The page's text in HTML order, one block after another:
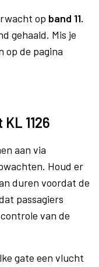
op band 11.
gehaald. Mis je
op de pagina
1126
aan via
Houd er
duren voordat de
passagiers
van de
gate een vlucht